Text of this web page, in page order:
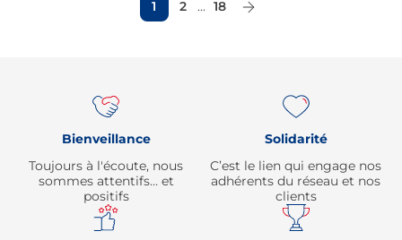
1 2 ... 18
Bienveillance
Toujours à l'écoute, nous
sommes attentifs… et
positifs
Solidarité
C’est le lien qui engage nos
adhérents du réseau et nos
clients